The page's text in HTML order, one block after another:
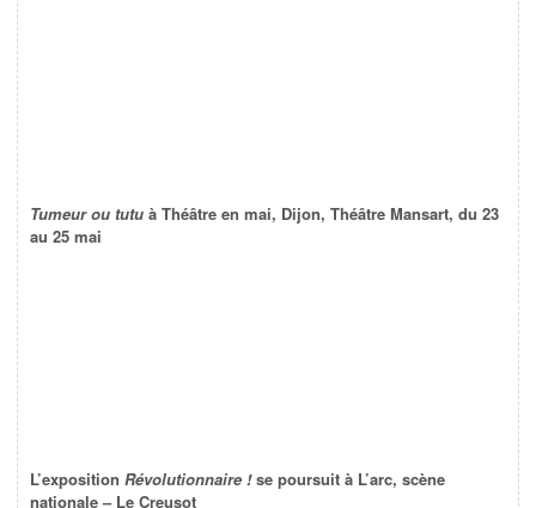
Tumeur ou tutu à Théâtre en mai, Dijon, Théâtre Mansart, du 23
au 25 mai
L’exposition Révolutionnaire !se poursuit à L’arc, scène
nationale – Le Creusot